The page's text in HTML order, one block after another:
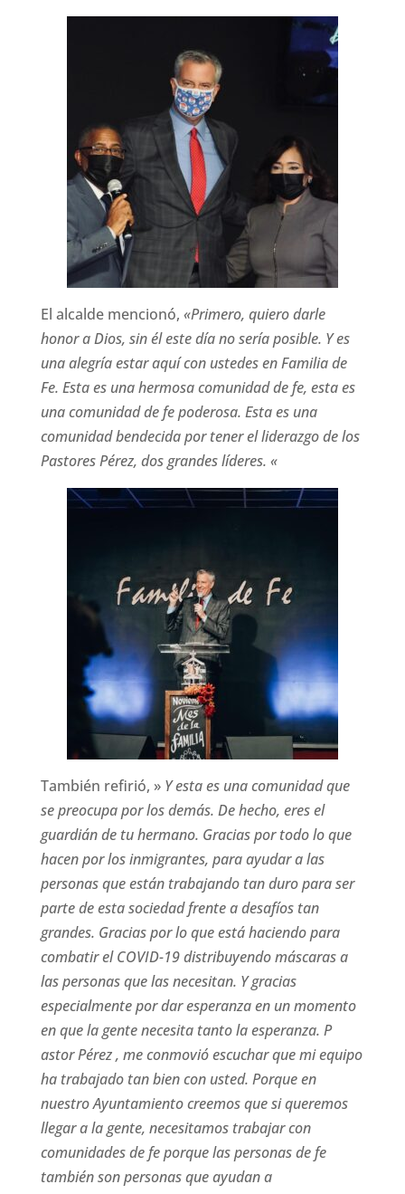
El alcalde mencionó, «Primero, quiero darle
honor a Dios, sin él este día no sería posible. Y es
una alegría estar aquí con ustedes en Familia de
Fe. Esta es una hermosa comunidad de fe, esta es
una comunidad de fe poderosa. Esta es una
comunidad bendecida por tener el liderazgo de los
Pastores Pérez, dos grandes líderes. «
También refirió, » Y esta es una comunidad que
se preocupa por los demás. De hecho, eres el
guardián de tu hermano. Gracias por todo lo que
hacen por los inmigrantes, para ayudar a las
personas que están trabajando tan duro para ser
parte de esta sociedad frente a desafíos tan
grandes. Gracias por lo que está haciendo para
combatir el COVID-19 distribuyendo máscaras a
las personas que las necesitan. Y gracias
especialmente por dar esperanza en un momento
en que la gente necesita tanto la esperanza. P
astor Pérez , me conmovió escuchar que mi equipo
ha trabajado tan bien con usted. Porque en
nuestro Ayuntamiento creemos que si queremos
llegar a la gente, necesitamos trabajar con
comunidades de fe porque las personas de fe
también son personas que ayudan a